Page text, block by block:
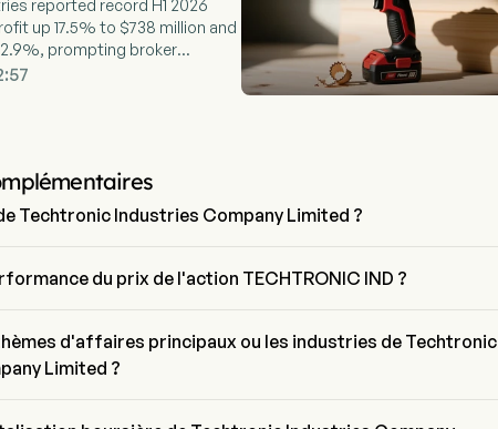
reported record H1 2026
up 17.5% to $738 million and
prompting broker
Techtronic Industries Company Limited ?
il a rejoint l'entreprise depuis 2024.
du prix de l'action TECHTRONIC IND ?
trading.d'affaires principaux ou les industries de Techtronic
Limited ?